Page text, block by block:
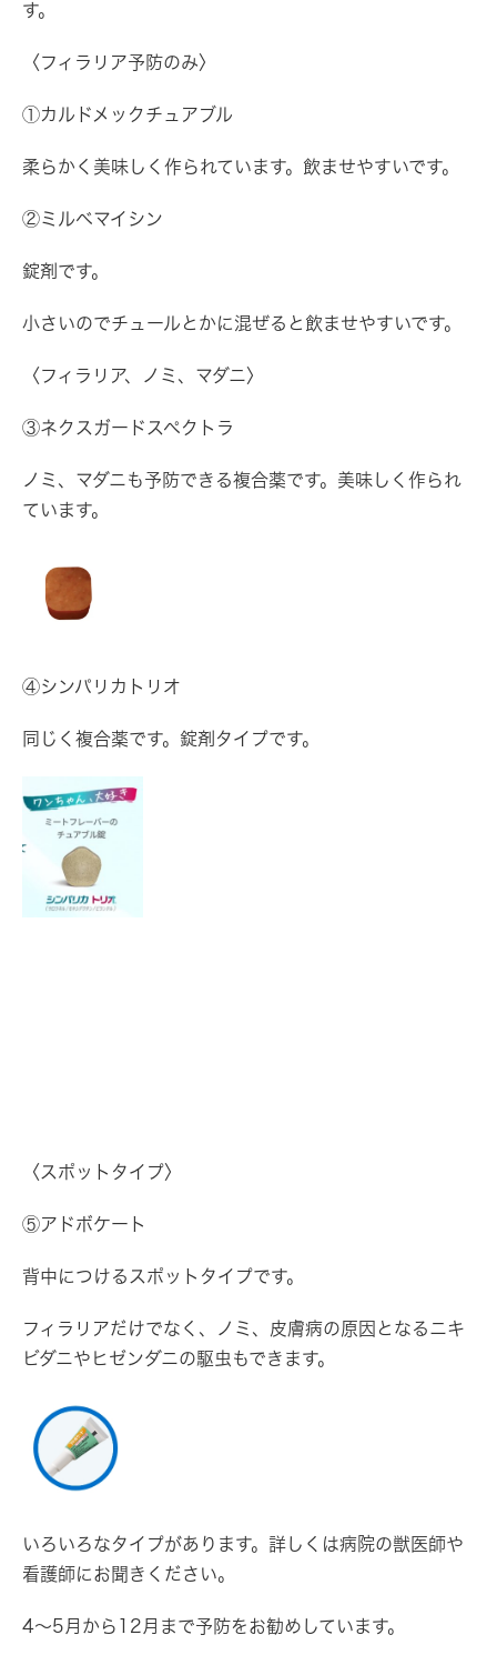
す。
〈フィラリア予防のみ〉
①カルドメックチュアブル
柔らかく美味しく作られています。飲ませやすいです。
②ミルベマイシン
錠剤です。
小さいのでチュールとかに混ぜると飲ませやすいです。
〈フィラリア、ノミ、マダニ〉
③ネクスガードスペクトラ
ノミ、マダニも予防できる複合薬です。美味しく作られ
ています。
④シンパリカトリオ
同じく複合薬です。錠剤タイプです。
〈スポットタイプ〉
⑤アドボケート
背中につけるスポットタイプです。
フィラリアだけでなく、ノミ、皮膚病の原因となるニキ
ビダニやヒゼンダニの駆虫もできます。
いろいろなタイプがあります。詳しくは病院の獣医師や
看護師にお聞きください。
4～5月から12月まで予防をお勧めしています。